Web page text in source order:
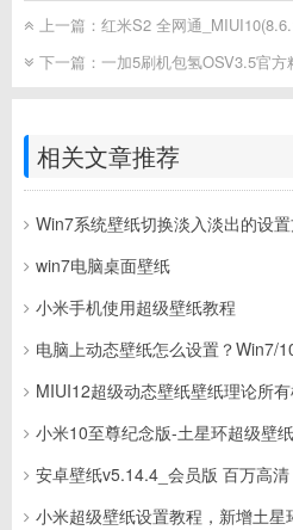
上一篇： 红米S2 全网通
下一篇： 一加5刷机包氢OSV3.5官方
相关文章推荐
Win7系统壁纸切换淡入淡出的设
win7电脑桌面壁纸
小米手机使用超级壁纸教程
电脑上动态壁纸怎么设置？Win7/
MIUI12超级动态壁纸壁纸理论所
小米10至尊纪念版-土星环超级壁
安卓壁纸v5.14.4_会员版 百万高
小米超级壁纸设置教程，新增土星